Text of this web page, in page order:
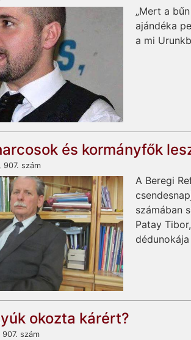
„Mert a
ajándéka
a mi
és kormányfők
907. szám
A Beregi
számában
Patay
dédunokája
okozta kárért?
szám